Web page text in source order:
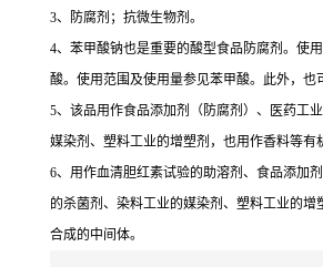
3、防腐剂；抗微生物剂。
4、苯甲酸钠也是重要的酸型食品防腐剂。使
酸。使用范围及使用量参见苯甲酸。此外，也
5、该品用作食品添加剂（防腐剂）、医药工
媒染剂、塑料工业的增塑剂，也用作香料等有
6、用作血清胆红素试验的助溶剂、食品添加
的杀菌剂、染料工业的媒染剂、塑料工业的增
合成的中间体。